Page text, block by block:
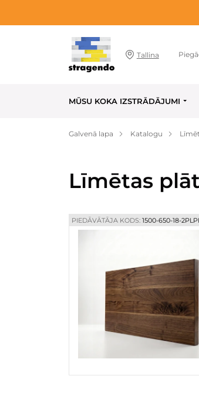
Tallina
MŪSU KOKA IZSTRĀDĀJUMI
Galvenā lapa Katalogu
Līmētas
PIEDĀVĀTĀJA KODS: 1500-650-18-